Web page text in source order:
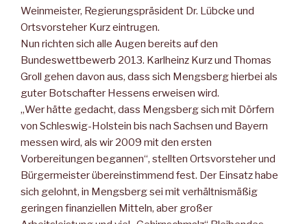
Weinmeister, Regierungspräsident Dr. Lübcke und
Ortsvorsteher Kurz eintrugen.
Nun richten sich alle Augen bereits auf den
Bundeswettbewerb 2013. Karlheinz Kurz und Thomas
Groll gehen davon aus, dass sich Mengsberg hierbei als
guter Botschafter Hessens erweisen wird.
„Wer hätte gedacht, dass Mengsberg sich mit Dörfern
von Schleswig-Holstein bis nach Sachsen und Bayern
messen wird, als wir 2009 mit den ersten
Vorbereitungen begannen“, stellten Ortsvorsteher und
Bürgermeister übereinstimmend fest. Der Einsatz habe
sich gelohnt, in Mengsberg sei mit verhältnismäßig
geringen finanziellen Mitteln, aber großer